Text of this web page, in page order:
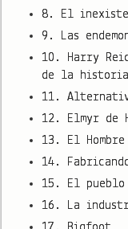
8. El
9. Las
10. Harry
de la historia
11.
12. Elmyr
13. El
14.
15. El pueblo
16. La